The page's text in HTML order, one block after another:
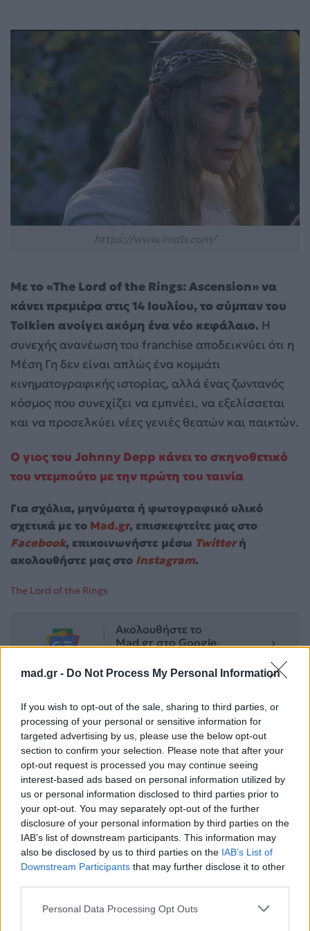
mad.gr - Do Not Process My Personal Information
If you wish to opt-out of the sale, sharing to third parties, or
processing of your personal or sensitive information for
targeted advertising by us, please use the below opt-out
section to confirm your selection. Please note that after your
opt-out request is processed you may continue seeing
interest-based ads based on personal information utilized by
us or personal information disclosed to third parties prior to
your opt-out. You may separately opt-out of the further
disclosure of your personal information by third parties on the
IAB’s list of downstream participants. This information may
also be disclosed by us to third parties on the IAB’s List of
Downstream Participants that may further disclose it to other
Personal Data Processing Opt Outs
Με το «The Lord of the Rings: Ascension» να
κάνει πρεμιέρα στις 14 Ιουλίου, το σύμπαν του
Tolkien ανοίγει ακόμη ένα νέο κεφάλαιο. Η
συνεχής ανανέωση του franchise αποδεικνύει ότι η
Μέση Γη δεν είναι απλώς ένα κομμάτι
κινηματογραφικής ιστορίας, αλλά ένας ζωντανός
κόσμος που συνεχίζει να εμπνέει, να εξελίσσεται
και να προσελκύει νέες γενιές θεατών και παικτών.
Ο γιος του Johnny Depp κάνει το σκηνοθετικό
του ντεμπούτο με την πρώτη του ταινία
Για σχόλια, μηνύματα ή φωτογραφικό υλικό
σχετικά με το Mad.gr, επισκεφτείτε μας στο
Facebook, επικοινωνήστε μέσω Twitterή
ακολουθήστε μας στο Instagram.
The Lord of the Rings
Ακολουθήστε το
Mad.gr στο Google
Mad.gr στο MSN
Μοιράσου αυτό το άρθρο